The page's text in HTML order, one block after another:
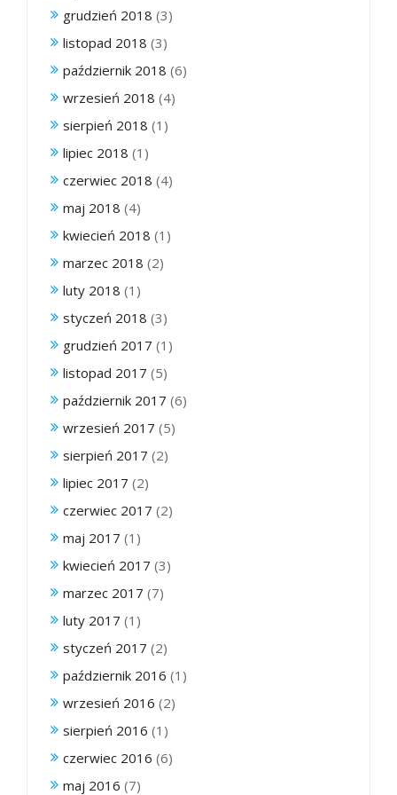
grudzień 2018 (3)
listopad 2018 (3)
październik 2018 (6)
wrzesień 2018 (4)
sierpień 2018 (1)
lipiec 2018 (1)
czerwiec 2018 (4)
maj 2018 (4)
kwiecień 2018 (1)
marzec 2018 (2)
luty 2018 (1)
styczeń 2018 (3)
grudzień 2017 (1)
listopad 2017 (5)
październik 2017 (6)
wrzesień 2017 (5)
sierpień 2017 (2)
lipiec 2017 (2)
czerwiec 2017 (2)
maj 2017 (1)
kwiecień 2017 (3)
marzec 2017 (7)
luty 2017 (1)
styczeń 2017 (2)
październik 2016 (1)
wrzesień 2016 (2)
sierpień 2016 (1)
czerwiec 2016 (6)
maj 2016 (7)